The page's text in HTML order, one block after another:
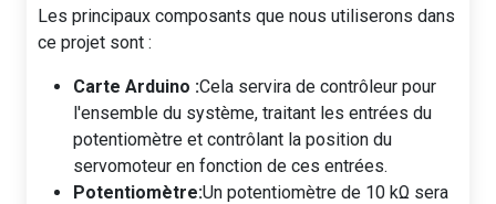
Les principaux composants que nous utiliserons dans
ce projet sont :
Carte Arduino :Cela servira de contrôleur pour
l'ensemble du système, traitant les entrées du
potentiomètre et contrôlant la position du
servomoteur en fonction de ces entrées.
Potentiomètre:Un potentiomètre de 10 kΩ sera